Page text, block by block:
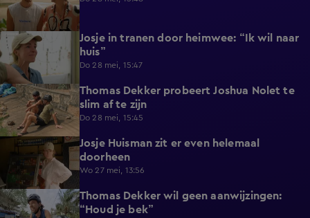
0:59
Josje in tranen door heimwee: “Ik wil naar
huis”
Do 28 mei, 15:47
0:41
Thomas Dekker probeert Joshua Nolet te
slim af te zijn
Do 28 mei, 15:45
0:41
Josje Huisman zit er even helemaal
doorheen
Wo 27 mei, 13:56
0:45
Thomas Dekker wil geen aanwijzingen:
“Houd je bek”